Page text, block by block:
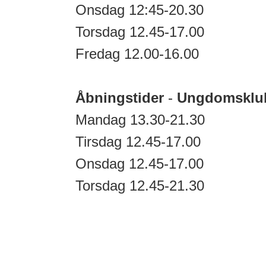
Onsdag 12:45-20.30
Torsdag 12.45-17.00
Fredag 12.00-16.00
Åbningstider-
Mandag 13.30-21.30
Tirsdag 12.45-17.00
Onsdag 12.45-17.00
Torsdag 12.45-21.30